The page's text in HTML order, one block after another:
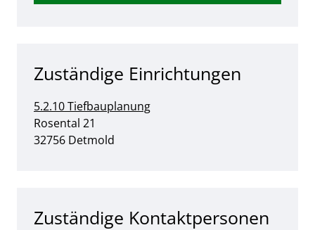
Zuständige Einrichtungen
5.2.10 Tiefbauplanung
Straße:
Rosental Hausnummer:
21
PLZ:
32756 Ort:
Detmold
Zuständige Kontaktpersonen